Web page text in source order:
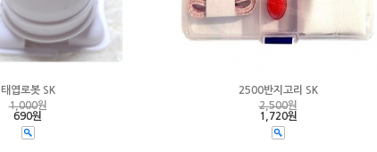
태엽로봇 SK
1,000원
690원
2500반지고리 SK
2,500원
1,720원